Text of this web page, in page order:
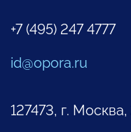
+7 (495) 247 4777
id@opora.ru
127473, г.